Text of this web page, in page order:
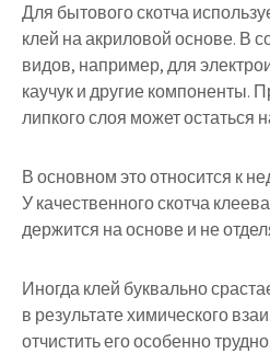
Для бытового скотча
клей на акриловой основе. В
видов, например, для
каучук и другие компоненты.
липкого слоя может остаться
В основном это относится к
У качественного скотча
держится на основе и не
Иногда клей буквально
в результате химического
отчистить его особенно